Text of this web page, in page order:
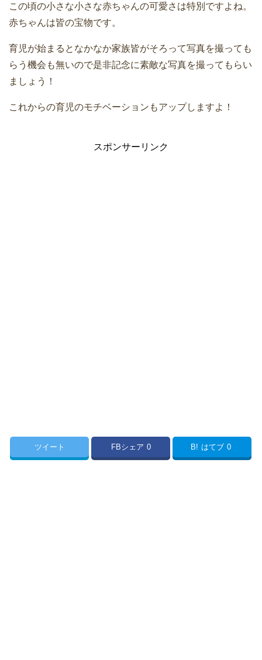
この頃の小さな小さな赤ちゃんの可愛さは特別ですよね。
赤ちゃんは皆の宝物です。
育児が始まるとなかなか家族皆がそろって写真を撮っても
らう機会も無いので是非記念に素敵な写真を撮ってもらい
ましょう！
これからの育児のモチベーションもアップしますよ！
スポンサーリンク
ツイート FBシェア 0 B! はてブ 0